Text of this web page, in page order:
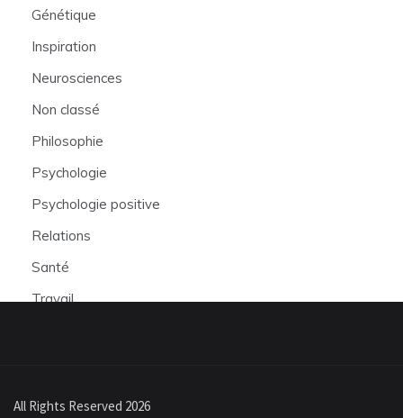
Génétique
Inspiration
Neurosciences
Non classé
Philosophie
Psychologie
Psychologie positive
Relations
Santé
Travail
All Rights Reserved 2026